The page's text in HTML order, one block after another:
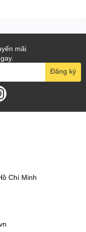
mãi
Đăng ký
Chí Minh